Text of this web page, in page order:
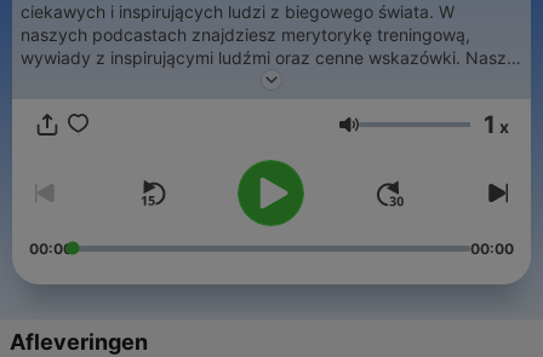
ciekawych i inspirujących ludzi z biegowego świata. W
naszych podcastach znajdziesz merytorykę treningową,
wywiady z inspirującymi ludźmi oraz cenne wskazówki. Nasz
podcast jest idealny do biegania. Z nami pobiegniesz dalej i
Volume 1 x
00:00 00:00
Afleveringen